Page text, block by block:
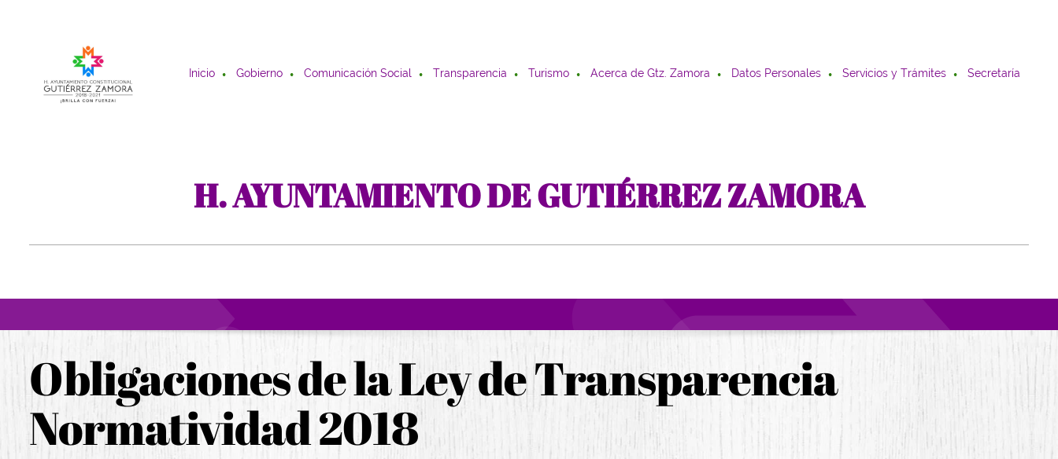
Inicio Gobierno Comunicación Social Transparencia Turismo Acerca de Gtz. Zamora Datos Personales Servicios y Trámites Secretaría
H. AYUNTAMIENTO DE GUTIÉRREZ ZAMORA
Obligaciones de la Ley de Transparencia
Normatividad 2018